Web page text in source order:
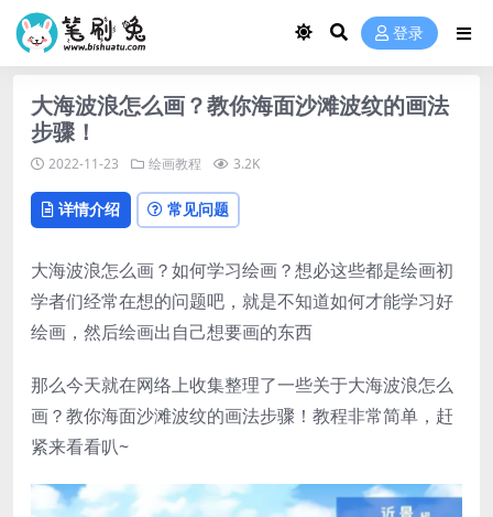
登录
大海波浪怎么画？教你海面沙滩波纹的画法
步骤！
2022-11-23 绘画教程 3.2K
详情介绍 常见问题
大海波浪怎么画？如何学习绘画？想必这些都是绘画初
学者们经常在想的问题吧，就是不知道如何才能学习好
绘画，然后绘画出自己想要画的东西
那么今天就在网络上收集整理了一些关于大海波浪怎么
画？教你海面沙滩波纹的画法步骤！教程非常简单，赶
紧来看看叭~